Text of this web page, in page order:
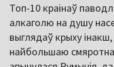
Топ-10 краінаў
алкаголю на душу
выглядаў крыху
найбольшаю